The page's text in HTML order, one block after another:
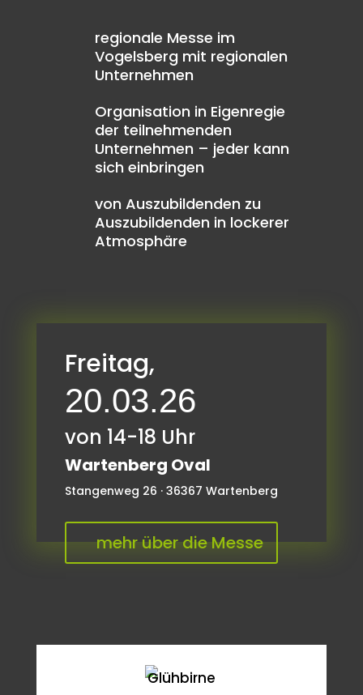
regionale Messe im
Vogelsberg mit regionalen
Unternehmen
Organisation in Eigenregie
der teilnehmenden
Unternehmen – jeder kann
sich einbringen
von Auszubildenden zu
Auszubildenden in lockerer
Atmosphäre
Freitag,
20.03.26
von 14-18 Uhr
Wartenberg Oval
Stangenweg 26 · 36367 Wartenberg
mehr über die Messe